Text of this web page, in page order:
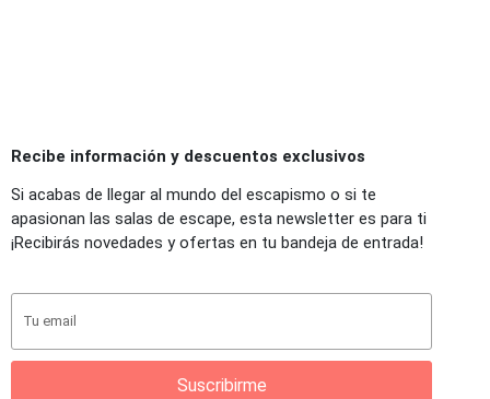
Recibe información y descuentos exclusivos
Si acabas de llegar al mundo del escapismo o si te
apasionan las salas de escape, esta newsletter es para ti
¡Recibirás novedades y ofertas en tu bandeja de entrada!
Suscribirme